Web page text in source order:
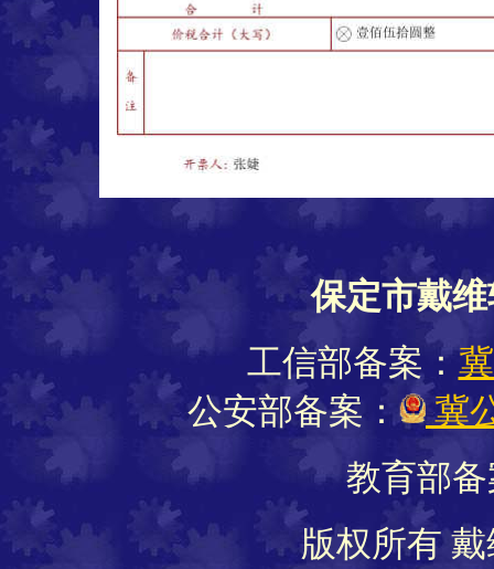
保定市戴
工信部备案：
公安部备案：
冀
教育部
版权所有